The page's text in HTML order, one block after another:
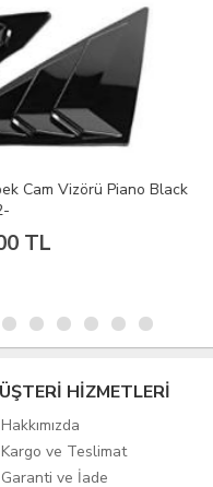
Vizörü Piano Black
TL
HİZMETLERİ
Hakkımızda
Kargo ve Teslimat
Garanti ve İade